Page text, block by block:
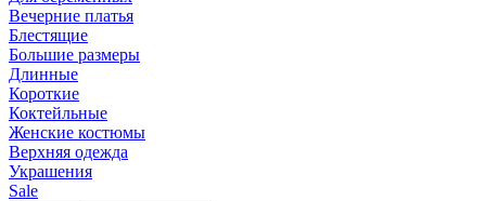
Вечерние платья
Блестящие
Большие размеры
Длинные
Короткие
Коктейльные
Женские костюмы
Верхняя одежда
Украшения
Sale